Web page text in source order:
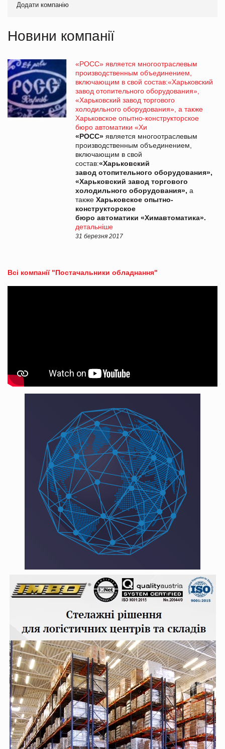
Додати компанію
Новини компанії
«РОСС» является многоотраслевым
производственным объединением,
включающим в свой состав:«Харьковский
завод отопительного оборудования»,
«Харьковский завод торгового
холодильного оборудования», а также
Харьковское опытно-конструкторское
бюро автоматики «Хи
«РОСС» является многоотраслевым
производственным объединением,
включающим в свой
состав:«Харьковский
завод отопительного оборудования»,
«Харьковский завод торгового
холодильного оборудования», а
также Харьковское опытно-
конструкторское
бюро автоматики «Химавтоматика».
детальніше
31 березня 2017
Всі компанії "Постачальники обладнання"